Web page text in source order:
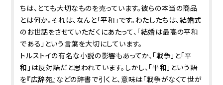
ちは、とても大切なものを売っています。彼らの本当の商品
とは何か。それは、なんと「平和」です。わたしたちは、結婚式
のお世話をさせていただくにあたって、「結婚は最高の平和
である」という言葉を大切にしています。
トルストイの有名な小説の影響もあってか、「戦争」と「平
和」は反対語だと思われています。しかし、「平和」という語
を『広辞苑』などの辞書で引くと、意味は「戦争がなくて世が